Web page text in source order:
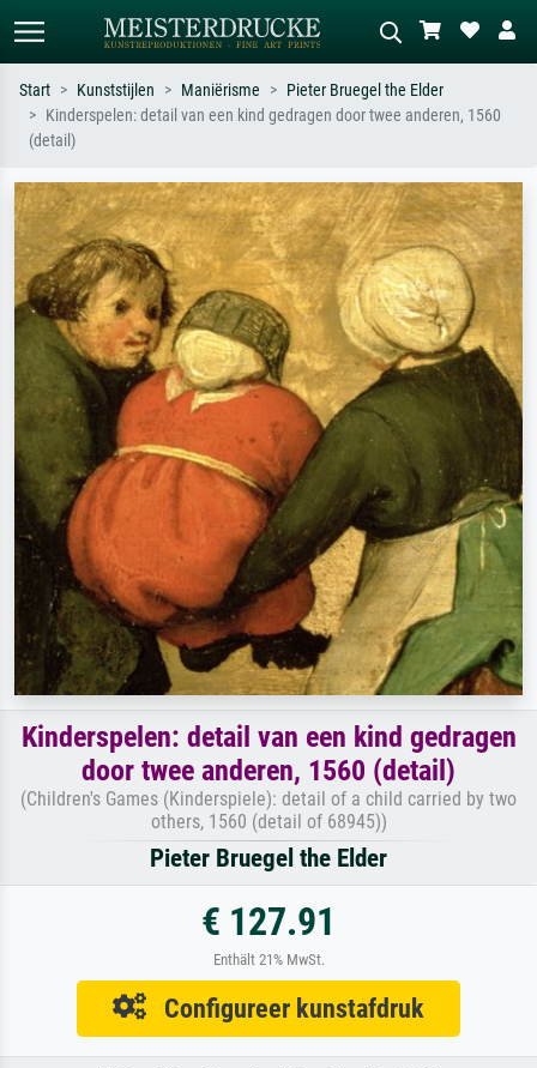
Monet, Sterrennacht, impressionisme,
Hokusai-golf, naakt.
weide, abstract met veel rood, donker
olieverfschilderij, staand naakt naast
een boom.
Start Kunststijlen Maniërisme
Pieter Bruegel the Elder
Kinderspelen: detail van een kind gedragen door twee anderen, 1560
(detail)
Kinderspelen: detail van een kind gedragen
door twee anderen, 1560 (detail)
(Children's Games (Kinderspiele): detail of a child carried by two
others, 1560 (detail of 68945))
Pieter Bruegel the Elder
€ 127.91
Enthält 21% MwSt.
Configureer kunstafdruk